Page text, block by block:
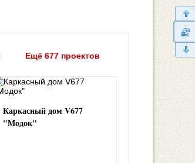
Ещё 677 проектов
Каркасный дом V677
"Модок"